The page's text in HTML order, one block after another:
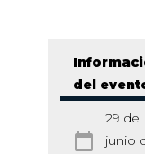
del
calendar_today
29 de
junio